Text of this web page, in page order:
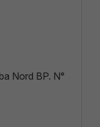
Nord BP. N°